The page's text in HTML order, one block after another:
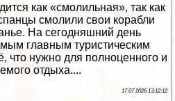
как «смолильная», так как
смолили свои корабли
На сегодняшний день
главным туристическим
что нужно для полноценного и
отдыха....
17 07 2026 13:12:12